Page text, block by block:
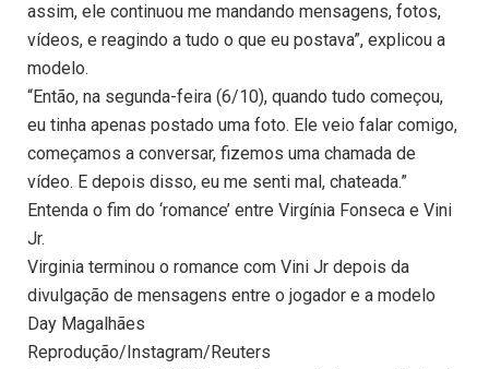
assim, ele continuou me mandando mensagens, fotos,
vídeos, e reagindo a tudo o que eu postava”, explicou a
modelo.
“Então, na segunda-feira (6/10), quando tudo começou,
eu tinha apenas postado uma foto. Ele veio falar comigo,
começamos a conversar, fizemos uma chamada de
vídeo. E depois disso, eu me senti mal, chateada.”
Entenda o fim do ‘romance’ entre Virgínia Fonseca e Vini
Jr.
Virginia terminou o romance com Vini Jr depois da
divulgação de mensagens entre o jogador e a modelo
Day Magalhães
Reprodução/Instagram/Reuters